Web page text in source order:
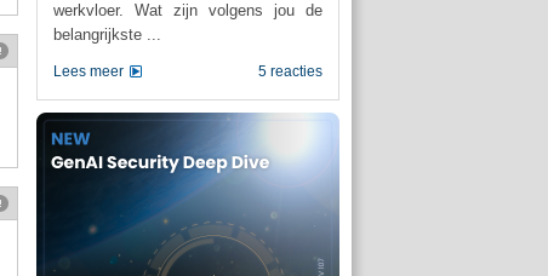
werkvloer. Wat zijn volgens jou de
belangrijkste ...
5 reacties
Lees meer